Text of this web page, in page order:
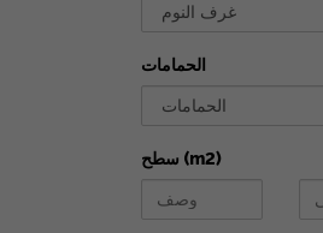
الحمامات
سطح (m2)